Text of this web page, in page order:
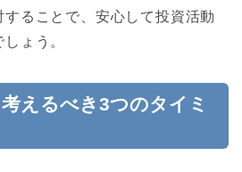
ることで、安心して投資活動
ょう。
えるべき3つのタイミ